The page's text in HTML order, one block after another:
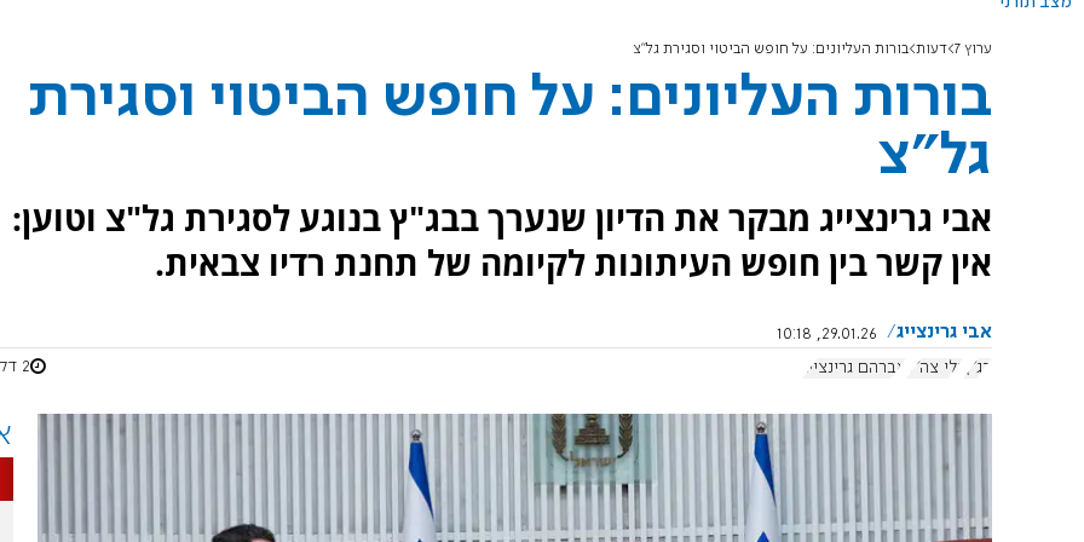
ערוץ 7 דעות בורות העליונים: על חופש הביטוי וסגירת גל"צ
בורות העליונים: על חופש הביטוי וסגירת
גל"צ
אבי גרינצייג מבקר את הדיון שנערך בבג"ץ בנוגע לסגירת גל"צ וטוען:
אין קשר בין חופש העיתונות לקיומה של תחנת רדיו צבאית.
אבי גרינצייג
29.01.26, 10:18
בג"ץ גלי צה"ל אברהם גרינצייג 2 דקות